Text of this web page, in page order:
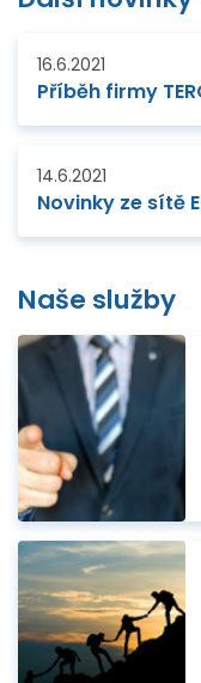
16.6.2021
Příběh firmy
14.6.2021
Novinky ze sítě
Naše služby